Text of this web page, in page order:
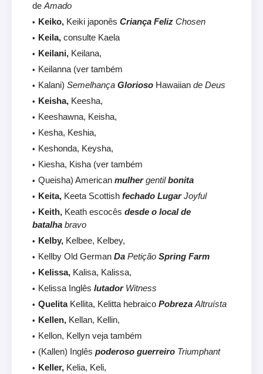
de Amado
Keiko, Keiki japonês Criança Feliz Chosen
Keila, consulte Kaela
Keilani, Keilana,
Keilanna (ver também
Kalani) Semelhança Glorioso Hawaiian de Deus
Keisha, Keesha,
Keeshawna, Keisha,
Kesha, Keshia,
Keshonda, Keysha,
Kiesha, Kisha (ver também
Queisha) American mulhergentilbonita
Keita, Keeta Scottish fechado LugarJoyful
Keith, Keath escocês desde o local de
batalha bravo
Kelby, Kelbee, Kelbey,
Kellby Old German Da Petição Spring Farm
Kelissa, Kalisa, Kalissa,
Kelissa Inglês lutadorWitness
QuelitaKellita, Kelitta hebraico Pobreza Altruísta
Kellen, Kellan, Kellin,
Kellon, Kellyn veja também
(Kallen) Inglês poderoso guerreiro Triumphant
Keller, Kelia, Keli,